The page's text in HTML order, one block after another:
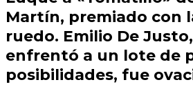
Martín, premiado con
ruedo. Emilio De
enfrentó a un lote de
posibilidades, fue